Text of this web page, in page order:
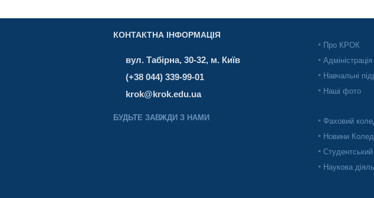
КОНТАКТНА ІНФОРМАЦІЯ
вул. Табірна, 30-32, м. Київ
(+38 044) 339-99-01
krok@krok.edu.ua
БУДЬТЕ ЗАВЖДИ З НАМИ
Про КРОК
Адміністрація
Навчальні
Наші фото
Фаховий
Новини
Наукова